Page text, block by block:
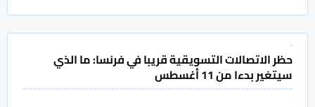
حظر الاتصالات التسويقية قريبا في فرنسا: ما الذي
سيتغير بدءا من 11 أغسطس